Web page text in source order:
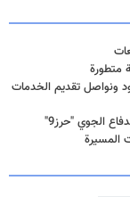
متطورة
ونواصل تقديم الخدمات
الجوي "حرز9"
المسيرة